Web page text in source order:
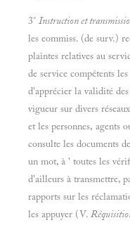
3° Instruction et
les eommiss. (de surv.)
plaintes relatives au
de service compétents
d'apprécier la validité
vigueur sur divers
et les personnes, agents
consulte les documents
un mot, à ' toutes les
d'ailleurs à transmettre,
rapports sur les
les appuyer (V.